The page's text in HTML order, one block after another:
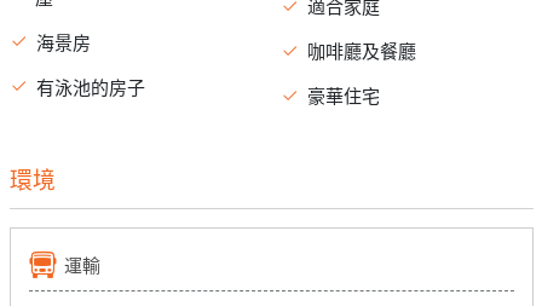
海景房
有泳池的房子
適合家庭
咖啡廳及餐廳
豪華住宅
環境
運輸